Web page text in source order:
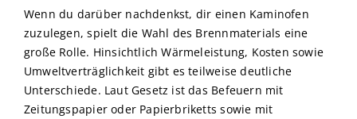
Wenn du darüber nachdenkst, dir einen Kaminofen
zuzulegen, spielt die Wahl des Brennmaterials eine
große Rolle. Hinsichtlich Wärmeleistung, Kosten sowie
Umweltverträglichkeit gibt es teilweise deutliche
Unterschiede. Laut Gesetz ist das Befeuern mit
Zeitungspapier oder Papierbriketts sowie mit